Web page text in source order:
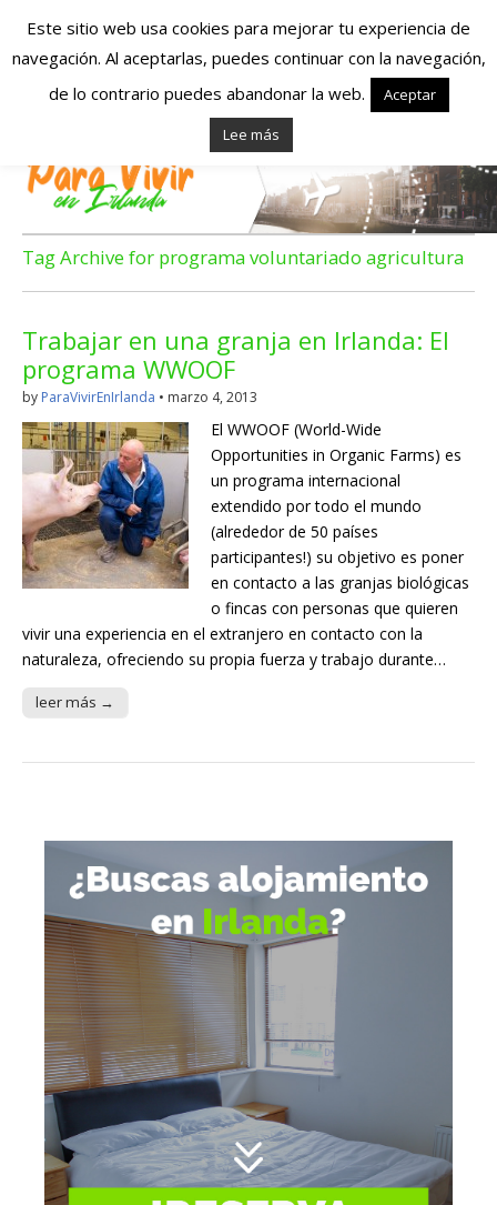
Españoles en
Irlanda – Vivir en
Irlanda – Trabajo
en Irlanda –
Alojamiento en
Irlanda
Blog dedicado a los que viven, estudian y trabajan en
Irlanda!
Tag Archive for programa voluntariado agricultura
Trabajar en una granja en Irlanda: El
programa WWOOF
by ParaVivirEnIrlanda • marzo 4, 2013
El WWOOF (World-Wide
Opportunities in Organic Farms) es
un programa internacional
extendido por todo el mundo
(alrededor de 50 países
participantes!) su objetivo es poner
en contacto a las granjas biológicas
o fincas con personas que quieren
vivir una experiencia en el extranjero en contacto con la
naturaleza, ofreciendo su propia fuerza y trabajo durante…
leer más →
Este sitio web usa cookies para mejorar tu experiencia de
navegación. Al aceptarlas, puedes continuar con la navegación,
de lo contrario puedes abandonar la web.
Aceptar
Lee más